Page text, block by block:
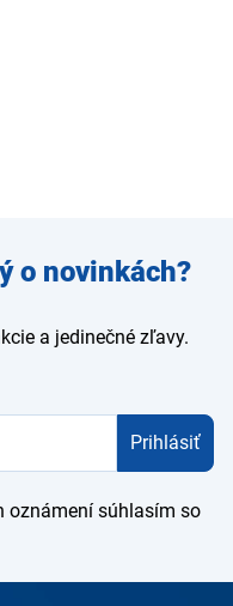
o novinkách?
a jedinečné zľavy.
Prihlásiť
oznámení súhlasím so